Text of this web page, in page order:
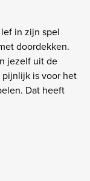
in zijn spel
doordekken.
jezelf uit de
is voor het
Dat heeft